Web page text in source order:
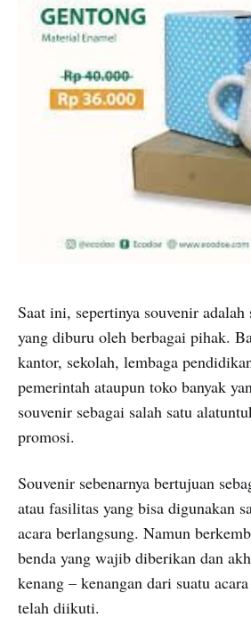
Saat ini, sepertinya souvenir adalah
yang diburu oleh berbagai pihak.
kantor, sekolah, lembaga
pemerintah ataupun toko banyak
souvenir sebagai salah satu
promosi.
Souvenir sebenarnya bertujuan
atau fasilitas yang bisa digunakan
acara berlangsung. Namun
benda yang wajib diberikan dan
kenang – kenangan dari suatu
telah diikuti.